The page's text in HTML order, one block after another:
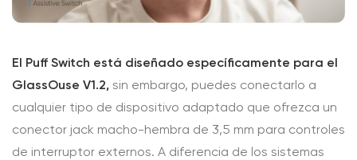
El Puff Switch está diseñado específicamente para el
GlassOuse V1.2, sin embargo, puedes conectarlo a
cualquier tipo de dispositivo adaptado que ofrezca un
conector jack macho-hembra de 3,5 mm para controles
de interruptor externos. A diferencia de los sistemas